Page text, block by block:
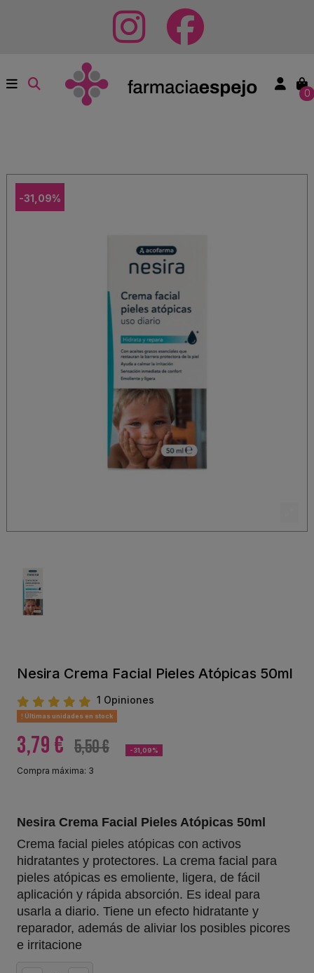
0
-31,09%
Nesira Crema Facial Pieles Atópicas 50ml
1 Opiniones
Últimas unidades en stock
3,79 € 5,50 € -31,09%
Compra máxima: 3
Nesira Crema Facial Pieles Atópicas 50ml
Crema facial pieles atópicas con activos
hidratantes y protectores. La crema facial para
pieles atópicas es emoliente, ligera, de fácil
aplicación y rápida absorción. Es ideal para
usarla a diario. Tiene un efecto hidratante y
reparador, además de aliviar los posibles picores
e irritacione